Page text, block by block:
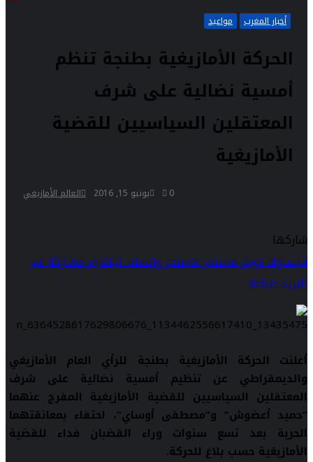
أخبار المغرب مواعيد
الحركة الأمازيغية بطنجة تنظم
أمسية نضالية على شرف
المعتقلين السياسيين للقضية
الأمازيغية
العالم الأمازيغي يونيو 15, 2016 0
شاركها
فيسبوكتويترماسنجرماسنجرواتسابتيلقراممشاركة عبر
البريدطباعة
أعلنت الحركة الأمازيغية بطنجة للرأي العام الأمازيغي
والديمقراطي عن تنظيم أمسية نضالية على شرف
المعتقلين السياسيين للقضية الأمازيغية المفرج عنهما
“حميد أعضوش” و”مصطفى أوساي”، احتفاء بمعانقتهما
الحرية بعد تسع سنوات وراء القضبان فداء للقضية
الأمازيغية حسب بلاغ للحركة.